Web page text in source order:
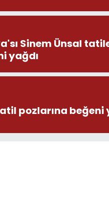
Sinem Ünsal
yağdı
pozlarına beğeni